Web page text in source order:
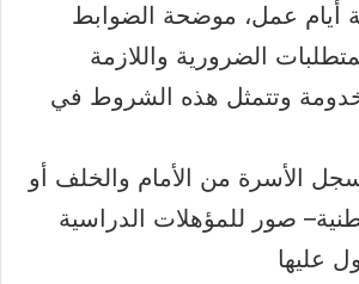
عمل، موضحة الضوابط
الضرورية واللازمة
وتتمثل هذه الشروط في
الأسرة من الأمام والخلف أو
– صور للمؤهلات الدراسية
عليها